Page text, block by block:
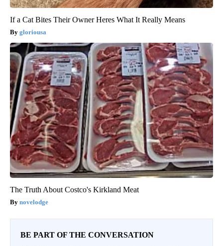
If a Cat Bites Their Owner Heres What It Really Means
gloriousa
The Truth About Costco's Kirkland Meat
novelodge
BE PART OF THE CONVERSATION